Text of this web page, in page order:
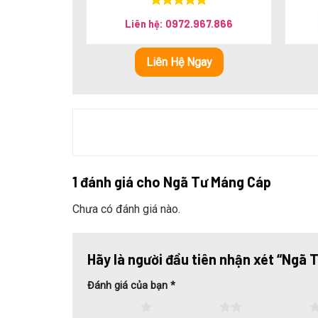
Kết nối đồng bộ với hệ thống máng cáp, gia
Bảo vệ thiết bị điện bên trong , hạn chế tác
hạng5.00
Liên hệ: 0972.967.866
Liên Hệ Ngay
1 đánh giá cho Ngã Tư Máng Cáp
Chưa có đánh giá nào.
Hãy là người đầu tiên nhận xét “Ngã
Đánh giá của bạn *